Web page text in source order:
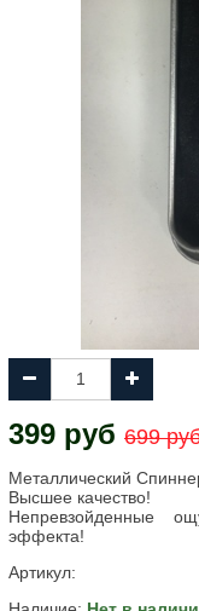
399 руб 699
Металлический
Высшее качество!
Непревзойденные
эффекта!
Артикул: